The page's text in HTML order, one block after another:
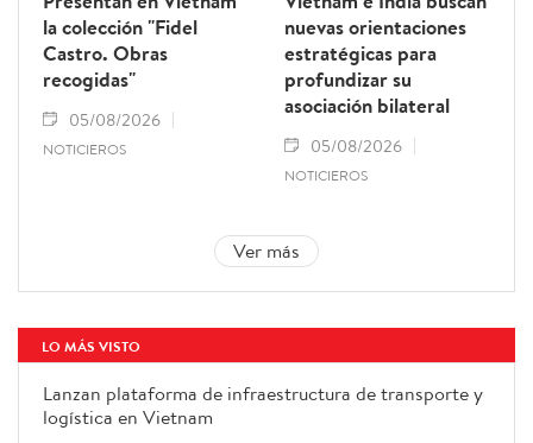
la colección "Fidel
Castro. Obras
recogidas"
05/08/2026
NOTICIEROS
nuevas orientaciones
estratégicas para
profundizar su
asociación bilateral
05/08/2026
NOTICIEROS
Ver más
LO MÁS VISTO
Lanzan plataforma de infraestructura de transporte y
logística en Vietnam